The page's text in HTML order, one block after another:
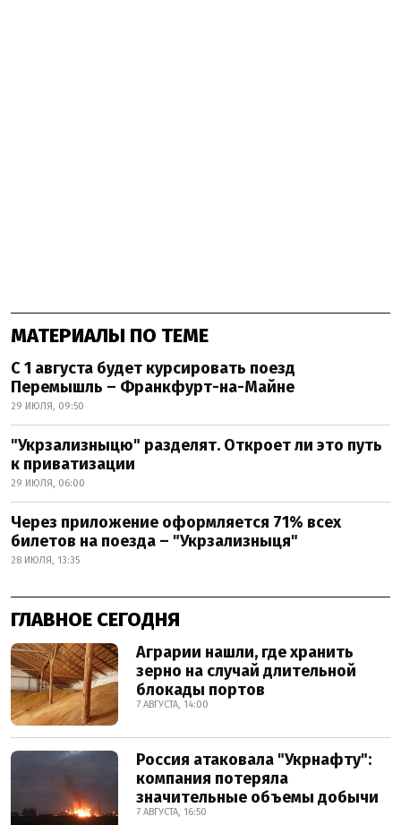
МАТЕРИАЛЫ ПО ТЕМЕ
С 1 августа будет курсировать поезд
Перемышль – Франкфурт-на-Майне
29 ИЮЛЯ, 09:50
"Укрзализныцю" разделят. Откроет ли это путь
к приватизации
29 ИЮЛЯ, 06:00
Через приложение оформляется 71% всех
билетов на поезда – "Укрзализныця"
28 ИЮЛЯ, 13:35
ГЛАВНОЕ СЕГОДНЯ
Аграрии нашли, где хранить
зерно на случай длительной
блокады портов
7 АВГУСТА, 14:00
Россия атаковала "Укрнафту":
компания потеряла
значительные объемы добычи
7 АВГУСТА, 16:50